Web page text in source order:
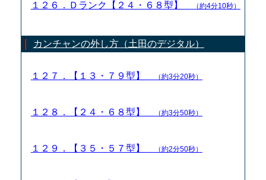
１２６．Ｄランク【２４・６８型】 （約4分10秒）
カンチャンの外し方（土田のデジタル）
１２７．【１３・７９型】 （約3分20秒）
１２８．【２４・６８型】 （約3分50秒）
１２９．【３５・５７型】 （約2分50秒）